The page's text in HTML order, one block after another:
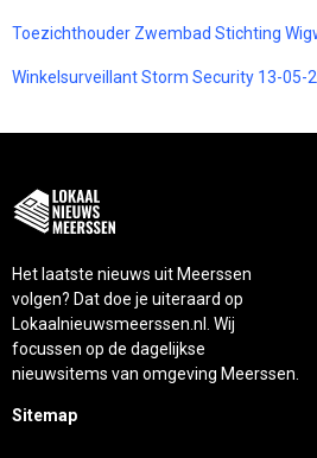
Toezichthouder Zwembad Stichting
Winkelsurveillant Storm Security 13-05-
Het laatste nieuws uit Meerssen
volgen? Dat doe je uiteraard op
Lokaalnieuwsmeerssen.nl. Wij
focussen op de dagelijkse
nieuwsitems van omgeving Meerssen.
Sitemap